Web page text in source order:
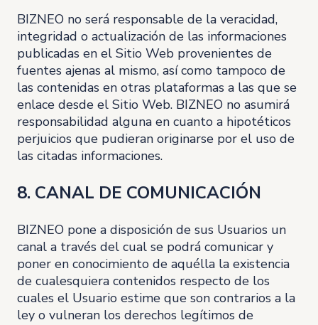
BIZNEO no será responsable de la veracidad,
integridad o actualización de las informaciones
publicadas en el Sitio Web provenientes de
fuentes ajenas al mismo, así como tampoco de
las contenidas en otras plataformas a las que se
enlace desde el Sitio Web. BIZNEO no asumirá
responsabilidad alguna en cuanto a hipotéticos
perjuicios que pudieran originarse por el uso de
las citadas informaciones.
8. CANAL DE COMUNICACIÓN
BIZNEO pone a disposición de sus Usuarios un
canal a través del cual se podrá comunicar y
poner en conocimiento de aquélla la existencia
de cualesquiera contenidos respecto de los
cuales el Usuario estime que son contrarios a la
ley o vulneran los derechos legítimos de